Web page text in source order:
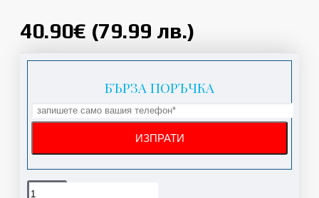
40.90€ (79.99 лв.)
БЪРЗА ПОРЪЧКА